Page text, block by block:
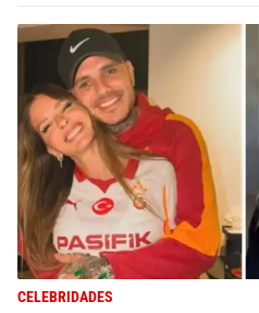
CELEBRIDADES